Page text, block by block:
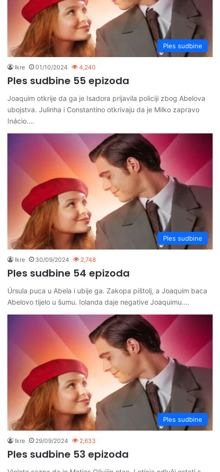
Ples sudbine
Ikre 01/10/2024 4,240
Ples sudbine 55 epizoda
Joaquim otkrije da ga je Isadora prijavila policiji zbog Abelova
ubojstva. Julinha i Constantino otkrivaju da je Milko zapravo
Inácio.…
Ples sudbine
Ikre 30/09/2024 2,748
Ples sudbine 54 epizoda
Úrsula puca u Abela i ubije ga. Zakopa pištolj, a Joaquim baca
Abelovo tijelo u šumu. Iolanda daje negative Joaquimu.…
Ples sudbine
Ikre 29/09/2024 2,633
Ples sudbine 53 epizoda